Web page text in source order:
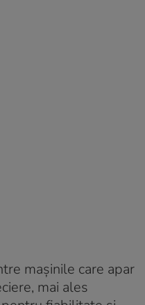
mașinile care apar
mai ales